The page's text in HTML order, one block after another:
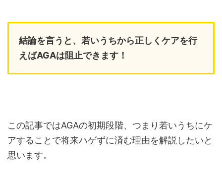
結論を言うと、若いうちから正しくケアを行
えばAGAは阻止できます！
この記事ではAGAの初期段階、つまり若いうちにケ
アすることで将来ハゲずに済む理由を解説したいと
思います。